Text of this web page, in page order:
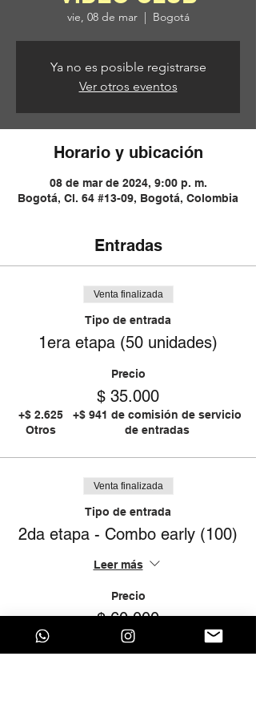
vie, 08 de mar
  |
Bogotá
Ya no es posible registrarse
Ver otros eventos
Horario y ubicación
08 de mar de 2024, 9:00 p. m.
Bogotá, Cl. 64 #13-09, Bogotá, Colombia
Entradas
Venta finalizada
Tipo de entrada
1era etapa (50 unidades)
Precio
$ 35.000
+$ 2.625
Otros
+$ 941 de comisión de servicio
de entradas
Venta finalizada
Tipo de entrada
2da etapa - Combo early (100)
Leer más
Precio
$ 60.000
+$ 4.500
Otros
+$ 1.613 de comisión de
servicio de entradas